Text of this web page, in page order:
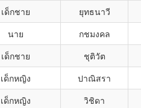
เด็กชาย ยุทธนาวี
นาย กชมงคล
เด็กชาย ชุติวัต
เด็กหญิง ปาณิสรา
เด็กหญิง วิชิดา